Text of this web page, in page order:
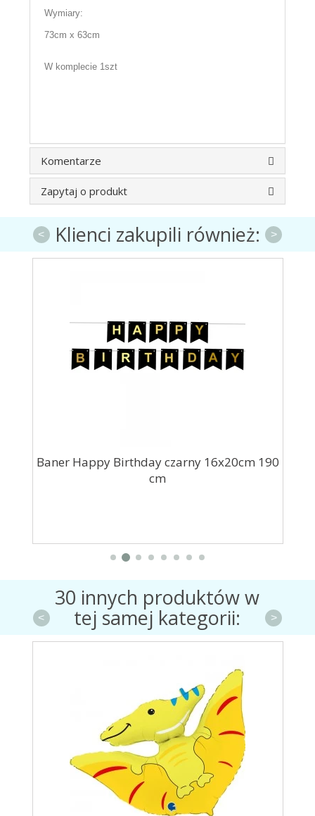
Wymiary:
73cm x 63cm
W komplecie 1szt
Komentarze
Zapytaj o produkt
Klienci zakupili również:
Baner Happy Birthday czarny 16x20cm 190
cm
< >
30 innych produktów w
tej samej kategorii:
< >